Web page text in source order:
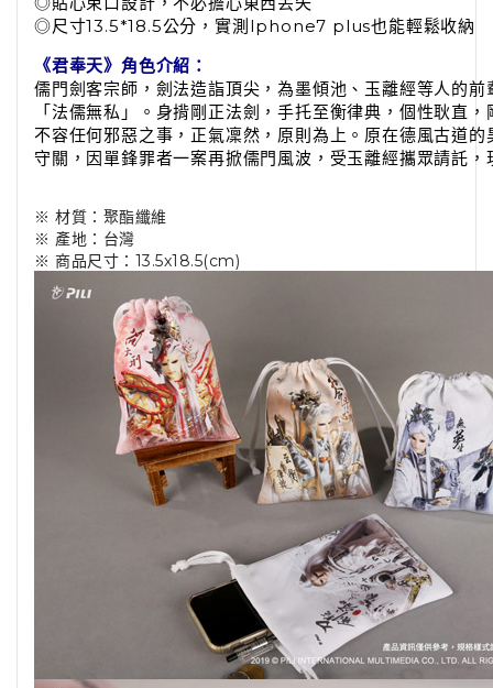
◎尺寸13.5*18.5公分，實測Iphone7 plus也能輕鬆收納
《君奉天》角色介紹：
儒門劍客宗師，劍法造詣頂尖，為墨傾池、玉離經等人的前
「法儒無私」。身揹剛正法劍，手托至衡律典，個性耿直
不容任何邪惡之事，正氣凜然，原則為上。原在德風古道的
守關，因單鋒罪者一案再掀儒門風波，受玉離經攜眾請託，
※ 材質：聚酯纖維
※ 產地：台灣
※ 商品尺寸：13.5x18.5(cm)